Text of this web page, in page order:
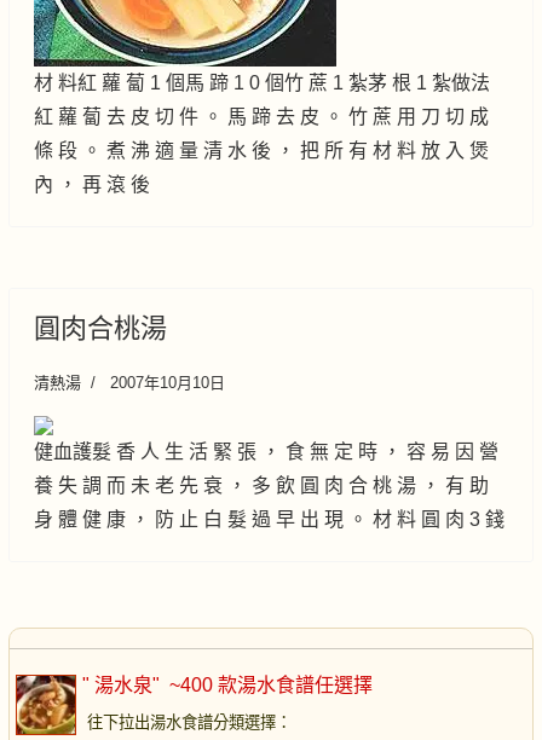
材 料紅 蘿 蔔 1 個馬 蹄 1 0 個竹 蔗 1 紮茅 根 1 紮做法
紅 蘿 蔔 去 皮 切 件 。 馬 蹄 去 皮 。 竹 蔗 用 刀 切 成
條 段 。 煮 沸 適 量 清 水 後 ， 把 所 有 材 料 放 入 煲
內 ， 再 滾 後
圓肉合桃湯
清熱湯 2007年10月10日
健血護髮 香 人 生 活 緊 張 ， 食 無 定 時 ， 容 易 因 營
養 失 調 而 未 老 先 衰 ， 多 飲 圓 肉 合 桃 湯 ， 有 助
身 體 健 康 ， 防 止 白 髮 過 早 出 現 。 材 料 圓 肉 3 錢
" 湯水泉" ~400 款湯水食譜任選擇
往下拉出湯水食譜分類選擇 ：